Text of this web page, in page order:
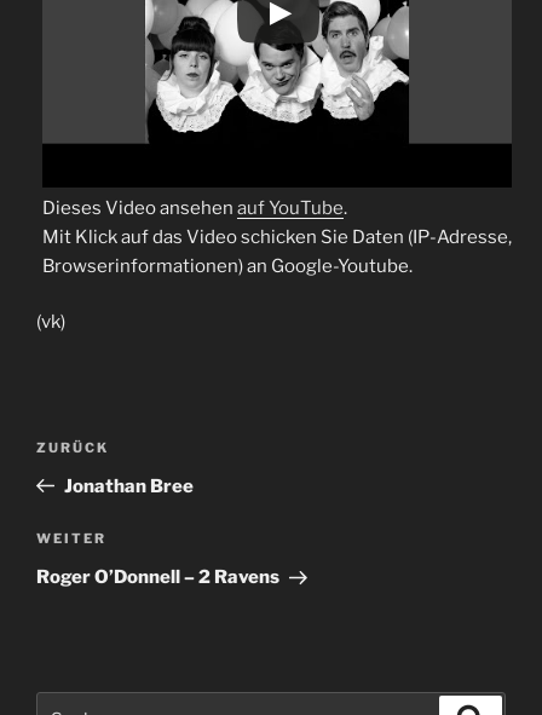
Dieses Video ansehen auf YouTube.
Mit Klick auf das Video schicken Sie Daten (IP-Adresse,
Browserinformationen) an Google-Youtube.
(vk)
Beitragsnavigation
Vorheriger
Beitrag
ZURÜCK
Jonathan Bree
Nächster
Beitrag
WEITER
Roger O’Donnell – 2 Ravens